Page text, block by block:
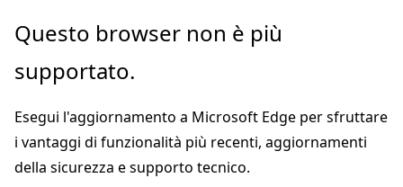
Ignora
passa
contenuto
principale
Questo browser non è più
supportato.
Esegui l'aggiornamento a Microsoft Edge per sfruttare
i vantaggi di funzionalità più recenti, aggiornamenti
della sicurezza e supporto tecnico.